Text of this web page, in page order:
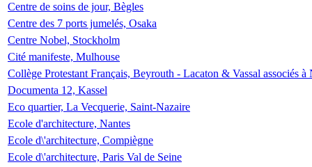
Centre de soins de jour, Bègles
Centre des 7 ports jumelés, Osaka
Centre Nobel, Stockholm
Cité manifeste, Mulhouse
Collège Protestant Français, Beyrouth - Lacaton & Vassal associés
Documenta 12, Kassel
Eco quartier, La Vecquerie, Saint-Nazaire
Ecole d'architecture, Nantes
Ecole d\'architecture, Compiègne
Ecole d\'architecture, Paris Val de Seine